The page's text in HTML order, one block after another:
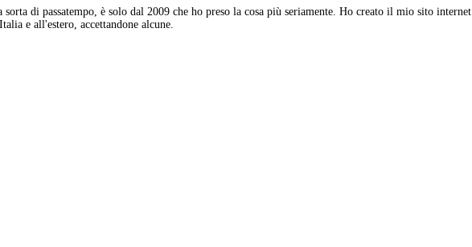
di passatempo, è solo dal 2009 che ho preso la cosa più seriamente. Ho creato il mio sito internet
e all'estero, accettandone alcune.